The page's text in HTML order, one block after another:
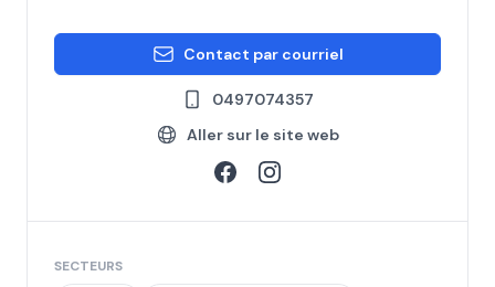
Contact par courriel
0497074357
Aller sur le site web
SECTEURS